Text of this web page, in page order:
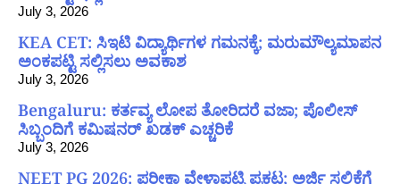
July 3, 2026
KEA CET: ಸಿಇಟಿ ವಿದ್ಯಾರ್ಥಿಗಳ ಗಮನಕ್ಕೆ; ಮರುಮೌಲ್ಯಮಾಪನ
ಅಂಕಪಟ್ಟಿ ಸಲ್ಲಿಸಲು ಅವಕಾಶ
July 3, 2026
Bengaluru: ಕರ್ತವ್ಯ ಲೋಪ ತೋರಿದರೆ ವಜಾ; ಪೊಲೀಸ್
ಸಿಬ್ಬಂದಿಗೆ ಕಮಿಷನರ್ ಖಡಕ್ ಎಚ್ಚರಿಕೆ
July 3, 2026
NEET PG 2026: ಪರೀಕ್ಷಾ ವೇಳಾಪಟ್ಟಿ ಪ್ರಕಟ; ಅರ್ಜಿ ಸಲ್ಲಿಕೆಗೆ